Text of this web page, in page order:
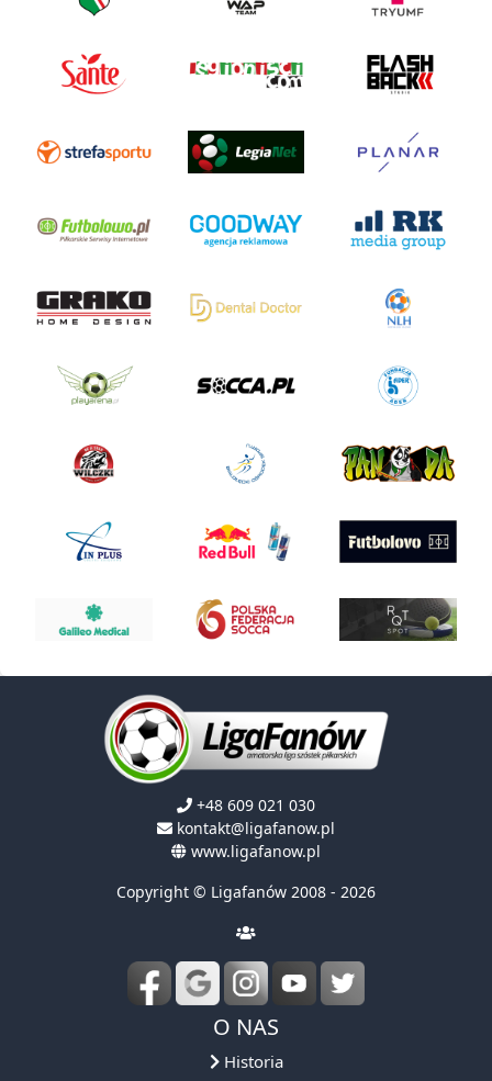
+48 609 021 030
kontakt@ligafanow.pl
www.ligafanow.pl
Copyright © Ligafanów 2008 - 2026
O NAS
Historia